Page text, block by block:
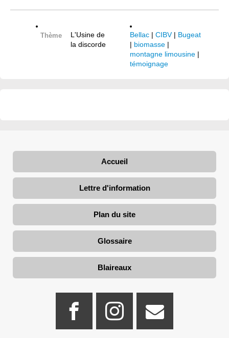
Thème
L'Usine de
la discorde
Bellac | CIBV| Bugeat
| biomasse |
montagne limousine |
témoignage
Accueil
Lettre d'information
Plan du site
Glossaire
Blaireaux